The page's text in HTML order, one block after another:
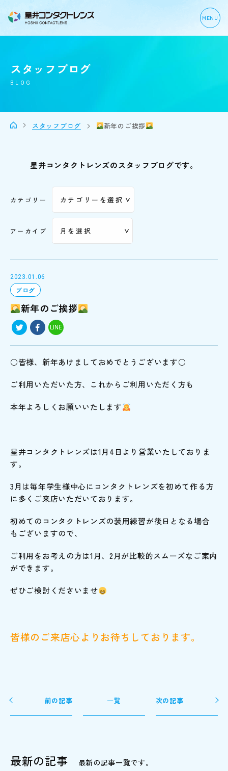
MENU
スタッフブログ
BLOG
スタッフブログ 新年のご挨拶
星井コンタクトレンズのスタッフブログです。
カテゴリー
アーカイブ
2023.01.06
ブログ
新年のご挨拶
LINE
○皆様、新年あけましておめでとうございます○
ご利用いただいた方、これからご利用いただく方も
本年よろしくお願いいたします
星井コンタクトレンズは1月4日より営業いたしておりま
す。
3月は毎年学生様中心にコンタクトレンズを初めて作る方
に多くご来店いただいております。
初めてのコンタクトレンズの装用練習が後日となる場合
もございますので、
ご利用をお考えの方は1月、2月が比較的スムーズなご案内
ができます。
ぜひご検討くださいませ
皆様のご来店心よりお待ちしております。
前の記事 一覧 次の記事
最新の記事 最新の記事一覧です。